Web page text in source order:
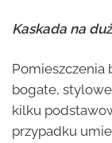
Kaskada na
Pomieszczenia
bogate,
kilku
przypadku